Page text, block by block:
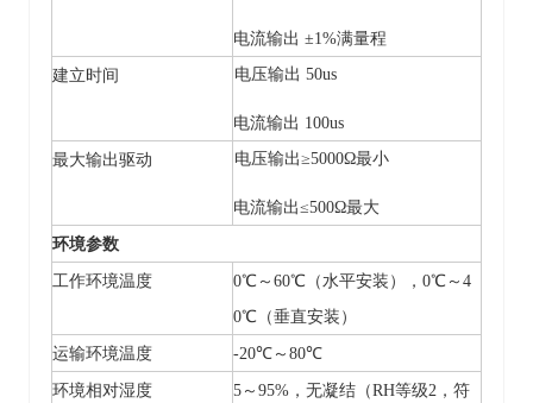
电流输出 ±1%满量程
建立时间 电压输出 50us
电流输出 100us
最大输出驱动 电压输出≥5000Ω最小
电流输出≤500Ω最大
环境参数
工作环境温度
0℃～60℃（水平安装），0℃～4
0℃（垂直安装）
运输环境温度 -20℃～80℃
环境相对湿度
5～95%，无凝结（RH等级2，符